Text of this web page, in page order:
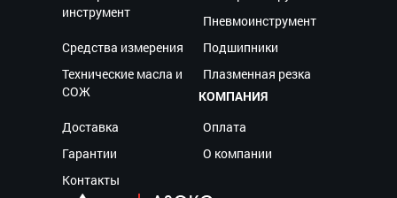
инструмент
Пневмоинструмент
Средства измерения
Подшипники
Технические масла и
СОЖ
Плазменная резка
КОМПАНИЯ
Доставка
Оплата
Гарантии
О компании
Контакты